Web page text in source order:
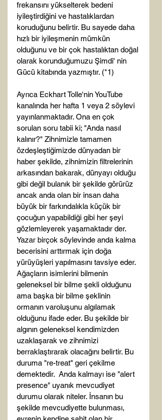
frekansını yükselterek bedeni
iyileştirdiğini ve hastalıklardan
koruduğunu belirtir. Bu sayede daha
hızlı bir iyileşmenin mümkün
olduğunu ve bir çok hastalıktan doğal
olarak korunduğumuzu Şimdi' nin
Gücü kitabında yazmıştır. (*1)
Ayrıca Eckhart Tolle'nin YouTube
kanalında her hafta 1 veya 2 söylevi
yayınlanmaktadır. Ona en çok
sorulan soru tabii ki; "Anda nasıl
kalınır?" Zihnimizle tamamen
özdeşleştiğimizde dünyadan bir
haber şekilde, zihnimizin filtrelerinin
arkasından bakarak, dünyayı olduğu
gibi değil bulanık bir şekilde görürüz
ancak anda olan bir insan daha
büyük bir farkındalıkla küçük bir
çocuğun yapabildiği gibi her şeyi
gözlemleyerek yaşamaktadır der.
Yazar birçok söylevinde anda kalma
becerisini arttırmak için doğa
yürüyüşleri yapılmasını tavsiye eder.
Ağaçların isimlerini bilmenin
geleneksel bir bilme şekli olduğunu
ama başka bir bilme şeklinin
ormanın varoluşunu algılamak
olduğunu ifade eder. Bu şekilde bir
algının geleneksel kendimizden
uzaklaşarak ve zihnimizi
berraklaştırarak olacağını belirtir. Bu
duruma "re-treat" geri çekilme
demektedir.  Anda kalmayı ise "alert
presence" uyanık mevcudiyet
durumu olarak niteler. İnsanın bu
şekilde mevcudiyette bulunması,